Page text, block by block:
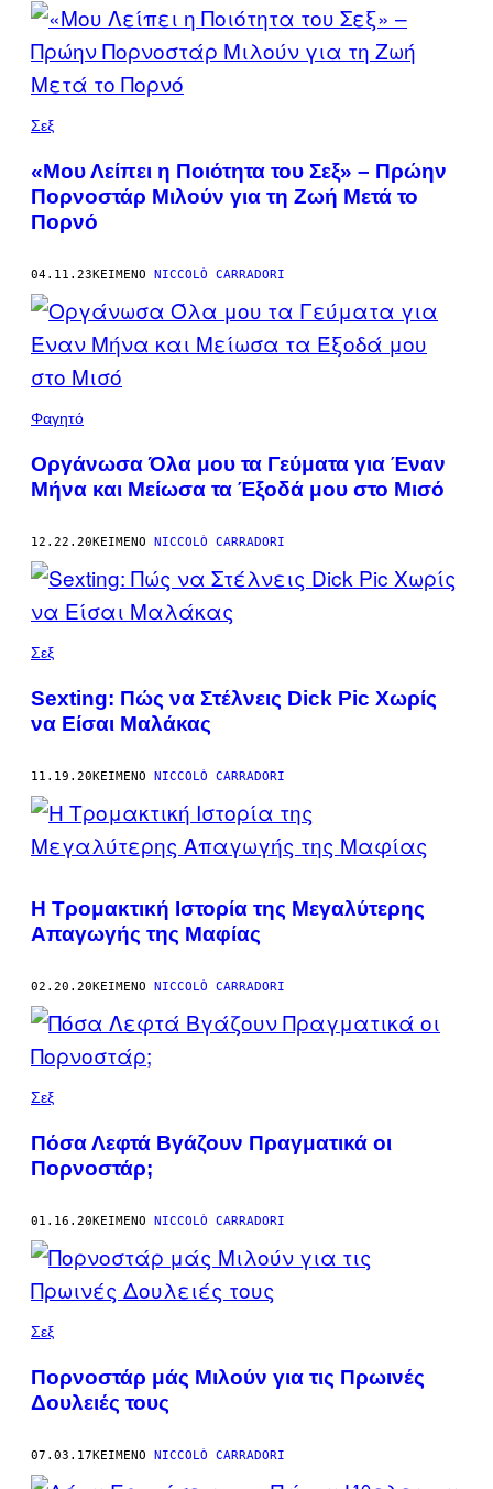
POSTS
BY
THIS
AUTHOR
Σεξ
«Μου Λείπει η Ποιότητα του Σεξ» – Πρώην
Πορνοστάρ Μιλούν για τη Ζωή Μετά το
Πορνό
04.11.23ΚΕΊΜΕΝΟ NICCOLÒ CARRADORI
Φαγητό
Οργάνωσα Όλα μου τα Γεύματα για Έναν
Μήνα και Μείωσα τα Έξοδά μου στο Μισό
12.22.20ΚΕΊΜΕΝΟ NICCOLÒ CARRADORI
Σεξ
Sexting: Πώς να Στέλνεις Dick Pic Χωρίς
να Είσαι Μαλάκας
11.19.20ΚΕΊΜΕΝΟ NICCOLÒ CARRADORI
Η Tρομακτική Iστορία της Mεγαλύτερης
Aπαγωγής της Mαφίας
02.20.20ΚΕΊΜΕΝΟ NICCOLÒ CARRADORI
Σεξ
Πόσα Λεφτά Βγάζουν Πραγματικά οι
Πορνοστάρ;
01.16.20ΚΕΊΜΕΝΟ NICCOLÒ CARRADORI
Σεξ
Πορνοστάρ μάς Mιλούν για τις Πρωινές
Δουλειές τους
07.03.17ΚΕΊΜΕΝΟ NICCOLÒ CARRADORI